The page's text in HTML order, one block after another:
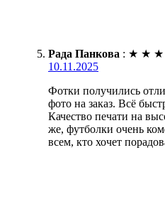
Рада Панкова : ★ ★ ★
10.11.2025
Фотки получились
фото на заказ. Всё
Качество печати на
же, футболки очень
всем, кто хочет